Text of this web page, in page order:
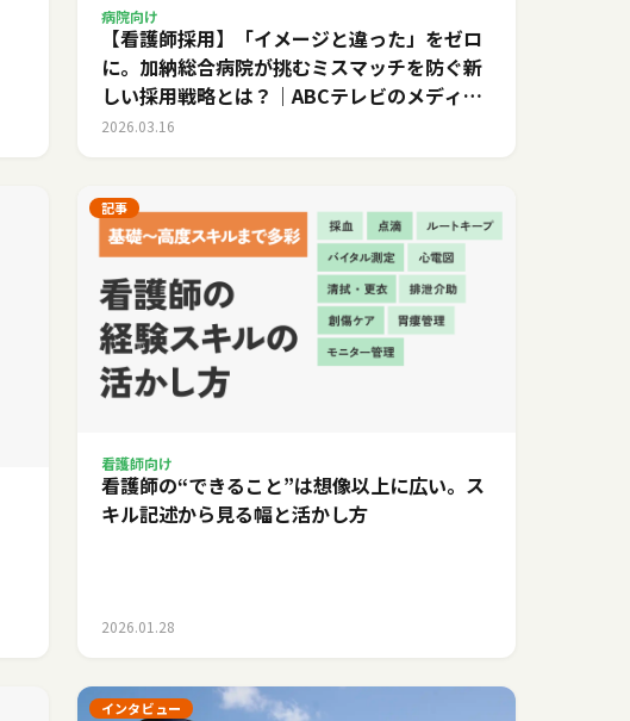
病院向け
【看護師採用】「イメージと違った」をゼロ
に。加納総合病院が挑むミスマッチを防ぐ新
しい採用戦略とは？｜ABCテレビのメディカ
ルキャリア
2026.03.16
記事
看護師向け
看護師の“できること”は想像以上に広い。ス
キル記述から見る幅と活かし方
2026.01.28
インタビュー